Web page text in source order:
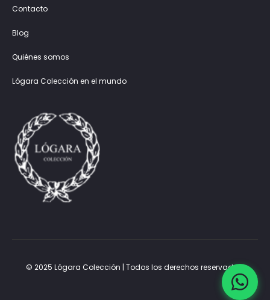
Contacto
Blog
Quiénes somos
Lógara Colección en el mundo
© 2025 Lógara Colección | Todos los derechos reservados.